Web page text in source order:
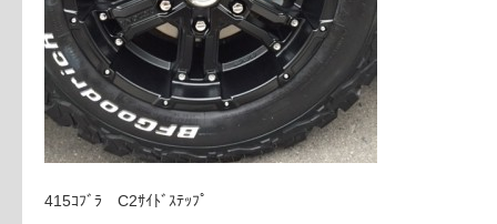
415ｺﾌﾞﾗ C2ｻｲﾄﾞｽﾃｯﾌﾟ